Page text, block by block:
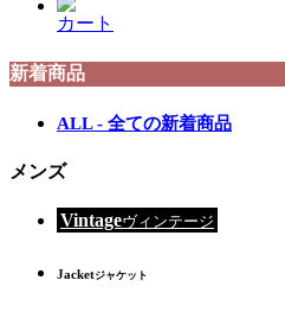
カート
新着商品
ALL - 全ての新着商品
メンズ
Vintageヴィンテージ
Jacketジャケット